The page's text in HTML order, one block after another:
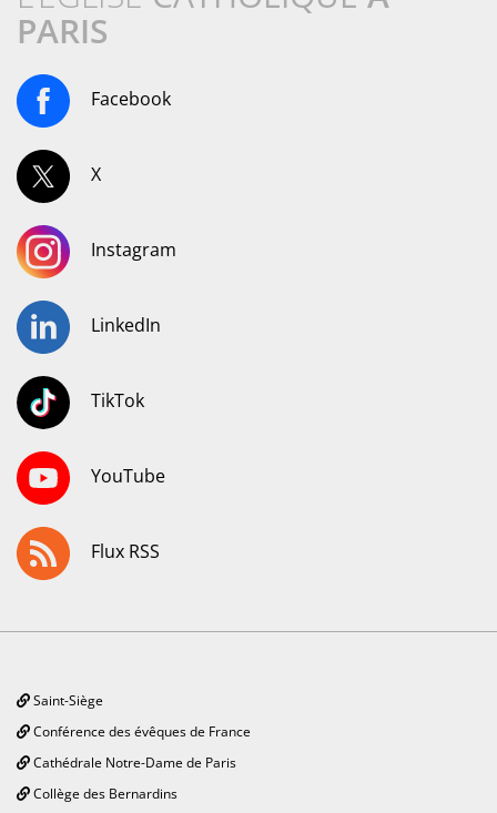
PARIS
Facebook
X
Instagram
LinkedIn
TikTok
YouTube
Flux RSS
Saint-Siège
Conférence des évêques de France
Cathédrale Notre-Dame de Paris
Collège des Bernardins